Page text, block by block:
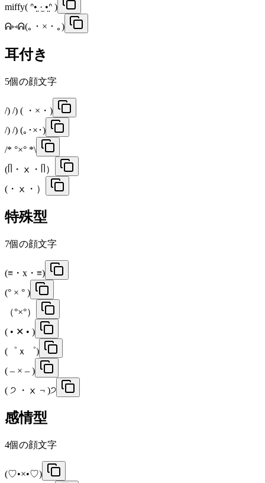
miffy( ᐢ•̤ ·̫ •̤ᐢ )
ᕱ⑅︎ᕱ(｡・×・｡)
耳付き
5個の顔文字
/) /) ( ・×・)
/) /) (｡･×･)
/* °×° *\
(ᥥ・ⅹ・ᥥ）
(・ⅹ・）
特殊型
7個の顔文字
(≡・x・≡)
(° × ° )
（°×°）
( • ✕ • )
(゜ｘ゜)
( – × – )
( ੭ ・ⅹ ¬ )੭
感情型
4個の顔文字
(♡•×•♡)